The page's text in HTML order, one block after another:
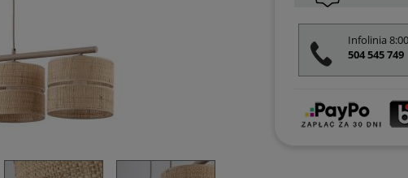
Infolinia
504 545 749